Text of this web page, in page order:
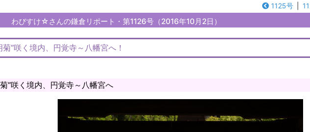
1125号
わびすけ☆さんの鎌倉リポート・第1126号（2016年10月2日）
”咲く境内、円覚寺～八幡宮へ！
”咲く境内、円覚寺～八幡宮へ